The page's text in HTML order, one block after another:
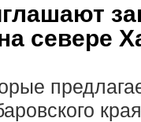
севере